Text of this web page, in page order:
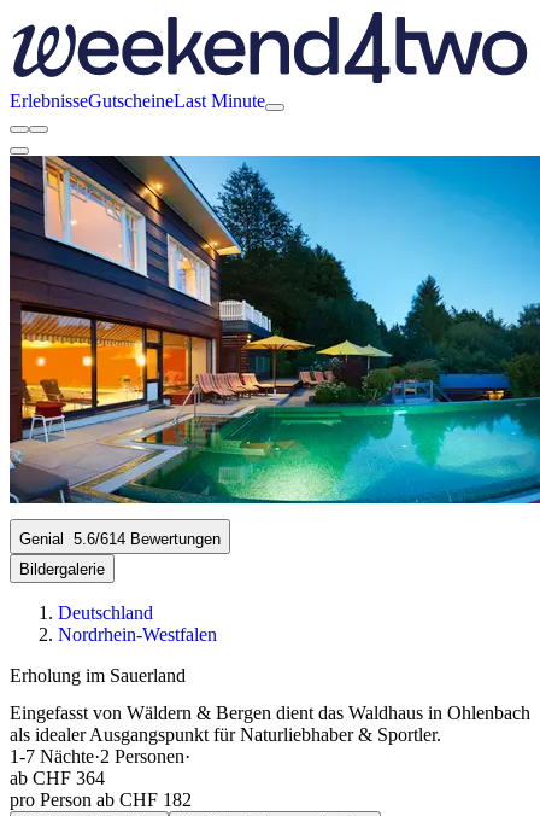
ErlebnisseGutscheineLast Minute
Genial 5.6/614 Bewertungen
Bildergalerie
Deutschland
Nordrhein-Westfalen
Erholung im Sauerland
Eingefasst von Wäldern & Bergen dient das Waldhaus in Ohlenbach
als idealer Ausgangspunkt für Naturliebhaber & Sportler.
1-7 Nächte·2 Personen·
ab CHF 364
pro Person ab CHF 182